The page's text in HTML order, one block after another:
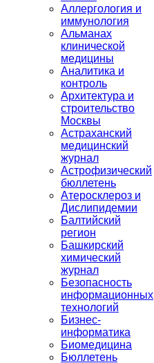
Аллергология и
иммунология
Альманах
клинической
медицины
Аналитика и
контроль
Архитектура и
строительство
Москвы
Астраханский
медицинский
журнал
Астрофизический
бюллетень
Атеросклероз и
Дислипидемии
Балтийский
регион
Башкирский
химический
журнал
Безопасность
информационных
технологий
Бизнес-
информатика
Биомедицина
Бюллетень